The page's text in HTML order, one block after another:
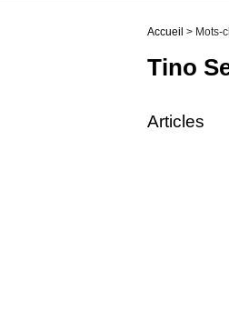
Accueil > Mots-
Tino
Articles